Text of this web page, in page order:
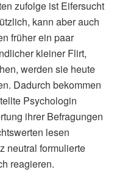
zufolge ist Eifersucht
kann aber auch
früher ein paar
kleiner Flirt,
werden sie heute
Dadurch bekommen
Psychologin
ihrer Befragungen
lesen
neutral formulierte
reagieren.